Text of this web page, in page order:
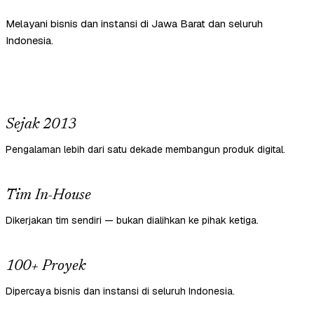
Melayani bisnis dan instansi di Jawa Barat dan seluruh
Indonesia.
Sejak 2013
Pengalaman lebih dari satu dekade membangun produk digital.
Tim In-House
Dikerjakan tim sendiri — bukan dialihkan ke pihak ketiga.
100+ Proyek
Dipercaya bisnis dan instansi di seluruh Indonesia.